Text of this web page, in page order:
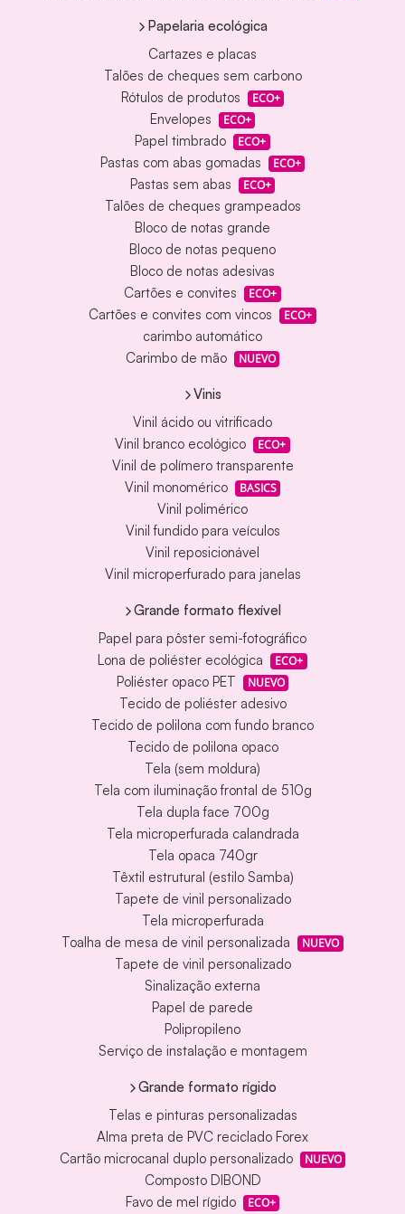
Papelaria ecológica
Cartazes e placas
Talões de cheques sem carbono
Rótulos de produtos
ECO+
Envelopes ECO+
Papel timbrado ECO+
Pastas com abas gomadas ECO+
Pastas sem abas ECO+
Talões de cheques grampeados
Bloco de notas grande
Bloco de notas pequeno
Bloco de notas adesivas
Cartões e convites
ECO+
Cartões e convites com vincos ECO+
carimbo automático
Carimbo de mão
NUEVO
Vinis
Vinil ácido ou vitrificado
Vinil branco ecológico
ECO+
Vinil de polímero transparente
Vinil monomérico
BASICS
Vinil polimérico
Vinil fundido para veículos
Vinil reposicionável
Vinil microperfurado para janelas
Grande formato flexível
Papel para pôster semi-fotográfico
Lona de poliéster ecológica
ECO+
Poliéster opaco PET NUEVO
Tecido de poliéster adesivo
Tecido de polilona com fundo branco
Tecido de polilona opaco
Tela (sem moldura)
Tela com iluminação frontal de 510g
Tela dupla face 700g
Tela microperfurada calandrada
Tela opaca 740gr
Têxtil estrutural (estilo Samba)
Tapete de vinil personalizado
Tela microperfurada
Toalha de mesa de vinil personalizada
NUEVO
Tapete de vinil personalizado
Sinalização externa
Papel de parede
Polipropileno
Serviço de instalação e montagem
Grande formato rígido
Telas e pinturas personalizadas
Alma preta de PVC reciclado Forex
Cartão microcanal duplo personalizado
NUEVO
Composto DIBOND
Favo de mel rígido
ECO+